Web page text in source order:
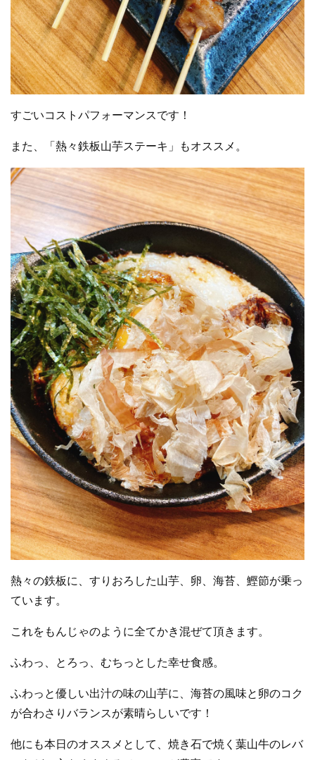
すごいコストパフォーマンスです！
また、「熱々鉄板山芋ステーキ」もオススメ。
熱々の鉄板に、すりおろした山芋、卵、海苔、鰹節が乗っ
ています。
これをもんじゃのように全てかき混ぜて頂きます。
ふわっ、とろっ、むちっとした幸せ食感。
ふわっと優しい出汁の味の山芋に、海苔の風味と卵のコク
が合わさりバランスが素晴らしいです！
他にも本日のオススメとして、焼き石で焼く葉山牛のレバ